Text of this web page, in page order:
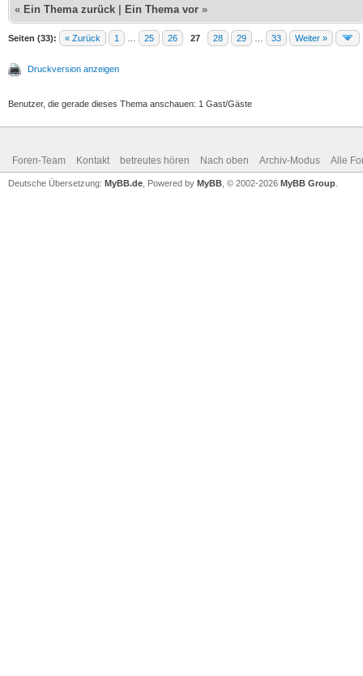
« Ein Thema zurück Ein Thema vor »
Seiten (33): « Zurück 1 25 26 27 28 29 33 Weiter »
Druckversion anzeigen
Benutzer, die gerade dieses Thema anschauen: 1 Gast/Gäste
Foren-Team Kontakt betreutes hören Nach oben Archiv-Modus Alle
Deutsche Übersetzung: MyBB.de , Powered by MyBB , © 2002-2026 MyBB Group